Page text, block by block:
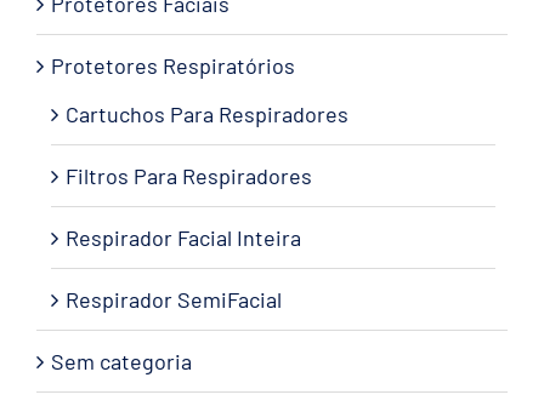
Protetores Respiratórios
Cartuchos Para Respiradores
Filtros Para Respiradores
Respirador Facial Inteira
Respirador SemiFacial
Sem categoria